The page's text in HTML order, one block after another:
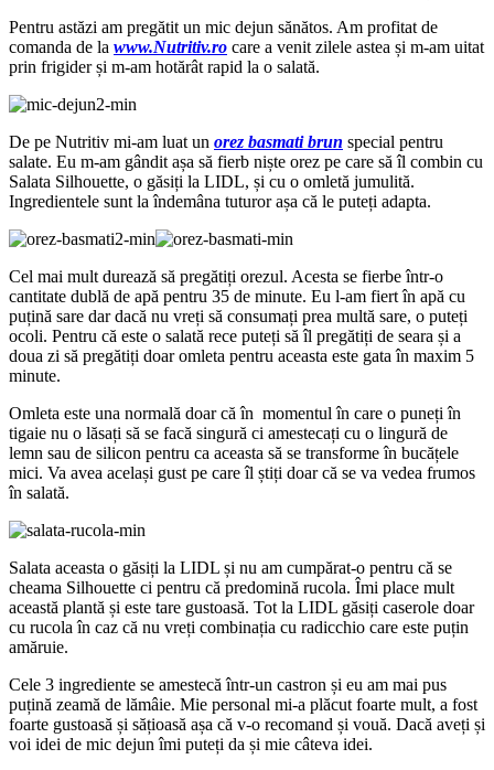
Pentru astăzi am pregătit un mic dejun sănătos. Am profitat de
comanda de la www.Nutritiv.ro care a venit zilele astea și m-am uitat
prin frigider și m-am hotărât rapid la o salată.
De pe Nutritiv mi-am luat un orez basmati brun special pentru
salate. Eu m-am gândit așa să fierb niște orez pe care să îl combin cu
Salata Silhouette, o găsiți la LIDL, și cu o omletă jumulită.
Ingredientele sunt la îndemâna tuturor așa că le puteți adapta.
Cel mai mult durează să pregătiți orezul. Acesta se fierbe într-o
cantitate dublă de apă pentru 35 de minute. Eu l-am fiert în apă cu
puțină sare dar dacă nu vreți să consumați prea multă sare, o puteți
ocoli. Pentru că este o salată rece puteți să îl pregătiți de seara și a
doua zi să pregătiți doar omleta pentru aceasta este gata în maxim 5
minute.
Omleta este una normală doar că în momentul în care o puneți în
tigaie nu o lăsați să se facă singură ci amestecați cu o lingură de
lemn sau de silicon pentru ca aceasta să se transforme în bucățele
mici. Va avea același gust pe care îl știți doar că se va vedea frumos
în salată.
Salata aceasta o găsiți la LIDL și nu am cumpărat-o pentru că se
cheama Silhouette ci pentru că predomină rucola. Îmi place mult
această plantă și este tare gustoasă. Tot la LIDL găsiți caserole doar
cu rucola în caz că nu vreți combinația cu radicchio care este puțin
amăruie.
Cele 3 ingrediente se amestecă într-un castron și eu am mai pus
puțină zeamă de lămâie. Mie personal mi-a plăcut foarte mult, a fost
foarte gustoasă și sățioasă așa că v-o recomand și vouă. Dacă aveți și
voi idei de mic dejun îmi puteți da și mie câteva idei.